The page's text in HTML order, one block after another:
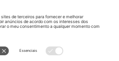
London, EC1V 1AW, United
Kingdom
Switzerland